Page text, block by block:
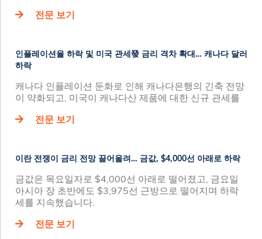
전문 보기
인플레이션율 하락 및 미국 관세發 금리 격차 확대… 캐나다 달러
하락
캐나다 인플레이션 둔화로 인해 캐나다은행의 긴축 전망
이 약화되고, 미국이 캐나다산 제품에 대한 신규 관세를
전문 보기
이란 전쟁이 금리 전망 끌어올려… 금값, $4,000선 아래로 하락
금값은 목요일자로 $4,000선 아래로 떨어졌고, 금요일
아시아 장 초반에도 $3,975선 근방으로 떨어지며 하락
세를 지속했습니다.
전문 보기